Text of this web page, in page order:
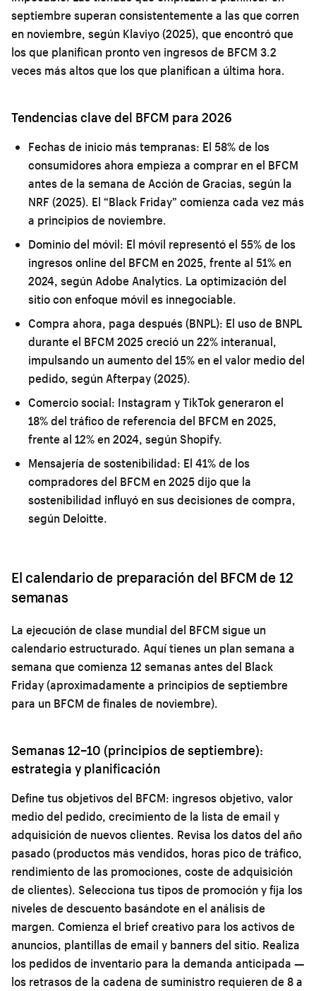
septiembre superan consistentemente a las que corren
en noviembre, según Klaviyo (2025), que encontró que
los que planifican pronto ven ingresos de BFCM 3.2
veces más altos que los que planifican a última hora.
Tendencias clave del BFCM para 2026
Fechas de inicio más tempranas: El 58% de los
consumidores ahora empieza a comprar en el BFCM
antes de la semana de Acción de Gracias, según la
NRF (2025). El “Black Friday” comienza cada vez más
a principios de noviembre.
Dominio del móvil: El móvil representó el 55% de los
ingresos online del BFCM en 2025, frente al 51% en
2024, según Adobe Analytics. La optimización del
sitio con enfoque móvil es innegociable.
Compra ahora, paga después (BNPL): El uso de BNPL
durante el BFCM 2025 creció un 22% interanual,
impulsando un aumento del 15% en el valor medio del
pedido, según Afterpay (2025).
Comercio social: Instagram y TikTok generaron el
18% del tráfico de referencia del BFCM en 2025,
frente al 12% en 2024, según Shopify.
Mensajería de sostenibilidad: El 41% de los
compradores del BFCM en 2025 dijo que la
sostenibilidad influyó en sus decisiones de compra,
según Deloitte.
El calendario de preparación del BFCM de 12
semanas
La ejecución de clase mundial del BFCM sigue un
calendario estructurado. Aquí tienes un plan semana a
semana que comienza 12 semanas antes del Black
Friday (aproximadamente a principios de septiembre
para un BFCM de finales de noviembre).
Semanas 12–10 (principios de septiembre):
estrategia y planificación
Define tus objetivos del BFCM: ingresos objetivo, valor
medio del pedido, crecimiento de la lista de email y
adquisición de nuevos clientes. Revisa los datos del año
pasado (productos más vendidos, horas pico de tráfico,
rendimiento de las promociones, coste de adquisición
de clientes). Selecciona tus tipos de promoción y fija los
niveles de descuento basándote en el análisis de
margen. Comienza el brief creativo para los activos de
anuncios, plantillas de email y banners del sitio. Realiza
los pedidos de inventario para la demanda anticipada —
los retrasos de la cadena de suministro requieren de 8 a